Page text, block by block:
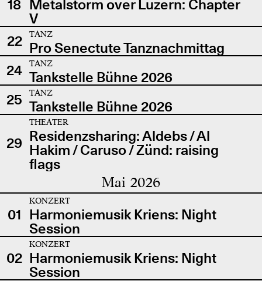
18 Metalstorm over Luzern: Chapter
V
22
TANZ
Pro Senectute Tanznachmittag
24
TANZ
Tankstelle Bühne 2026
25
TANZ
Tankstelle Bühne 2026
29
THEATER
Residenzsharing: Aldebs / Al
Hakim / Caruso / Zünd: raising
flags
Mai 2026
01
KONZERT
Harmoniemusik Kriens: Night
Session
02
KONZERT
Harmoniemusik Kriens: Night
Session